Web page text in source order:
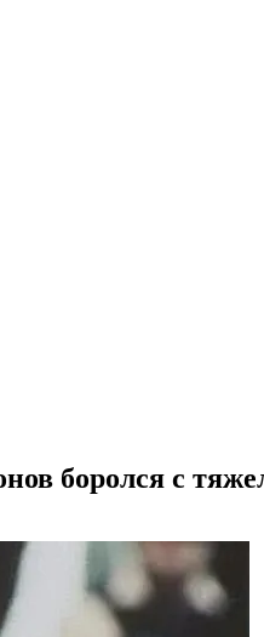
боролся с